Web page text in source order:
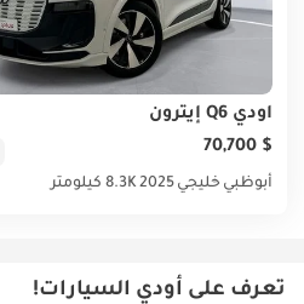
أودي Q6 إيترون
$ 70,700
أبوظبي خليجي 20258.3K كيلومتر
تعرف على أودي السيارات!